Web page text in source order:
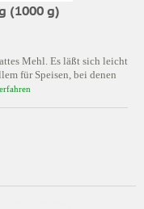
(1000 g)
Mehl. Es läßt sich leicht
für Speisen, bei denen